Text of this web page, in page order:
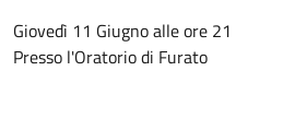
Giovedì 11 Giugno alle ore 21
Presso l'Oratorio di Furato